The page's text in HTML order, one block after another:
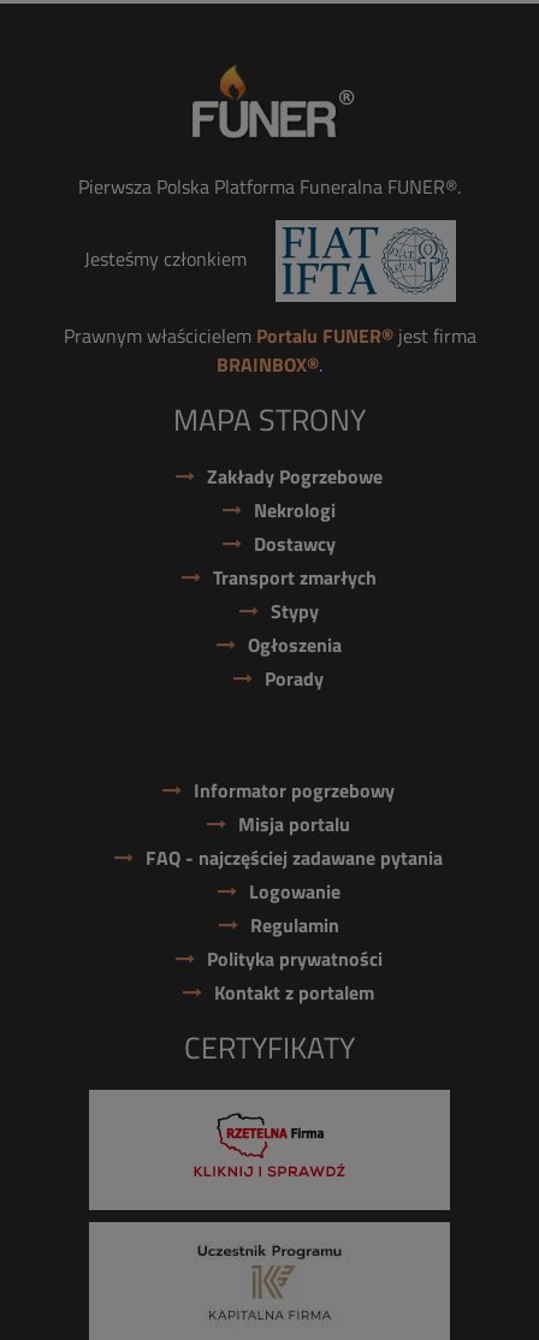
Pierwsza Polska Platforma Funeralna FUNER®.
Jesteśmy członkiem
Prawnym właścicielem Portalu FUNER®jest firma
BRAINBOX®.
MAPA STRONY
Zakłady Pogrzebowe
Nekrologi
Dostawcy
Transport zmarłych
Stypy
Ogłoszenia
Porady
Informator pogrzebowy
Misja portalu
FAQ - najczęściej zadawane pytania
Logowanie
Regulamin
Polityka prywatności
Kontakt z portalem
CERTYFIKATY